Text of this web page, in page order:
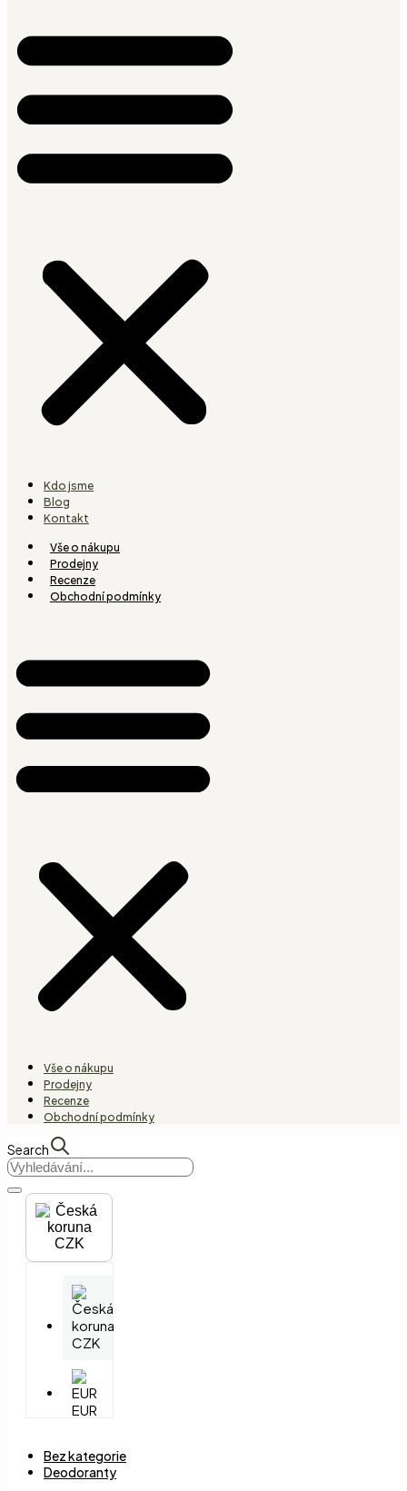
Kdo jsme
Blog
Kontakt
Vše o nákupu
Prodejny
Recenze
Obchodní podmínky
Vše o nákupu
Prodejny
Recenze
Obchodní podmínky
Search
CZK
CZK
EUR
Bez kategorie
Deodoranty